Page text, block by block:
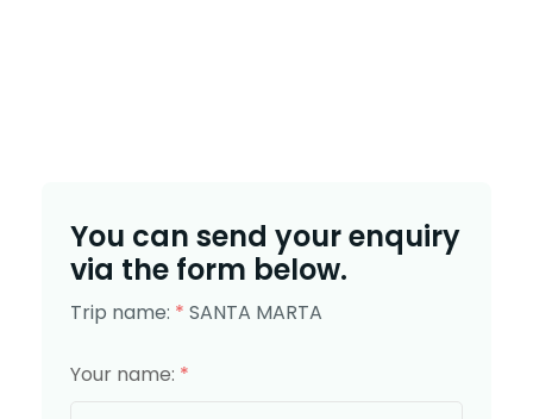
You can send your enquiry
via the form below.
Trip name: * SANTA MARTA
Your name: *